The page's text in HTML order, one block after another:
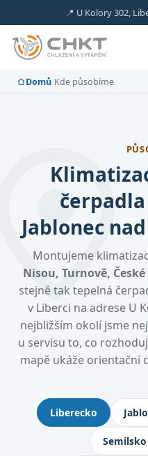
📍 U Kolory 302,
Domů›Kde působíme
Jablonec
Montujeme
Nisou, Turnově, České
stejně tak tepelná
v Liberci na adrese U
nejbližším okolí jsme
u servisu to, co
mapě ukáže orientační
KdeLiberecko